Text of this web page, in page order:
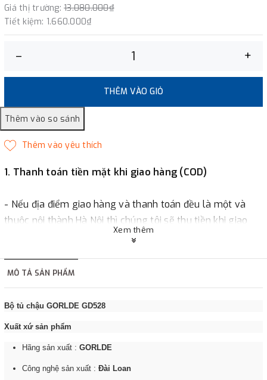
Giá thị trường: 13.080.000₫
Tiết kiệm: 1.660.000₫
– +
THÊM VÀO GIỎ
1. Thanh toán tiền mặt khi giao hàng (COD)
- Nếu địa điểm giao hàng và thanh toán đều là một và
thuộc nội thành Hà Nội thì chúng tôi sẽ thu tiền khi giao
hàng hoặc khách hàng đặt tiền trước một phần giá trị đơn
2. Thanh toán trực tiếp tại :
phường Cát Linh, quận Đống Đa, Hà Nội.
3. Chuyển khoản qua ngân hàng
Xem thêm
MÔ TẢ SẢN PHẨM
Bộ tủ chậu GORLDE GD528
Xuất xứ sản phẩm
Hãng sản xuất : GORLDE
Công nghệ sản xuất : Đài Loan